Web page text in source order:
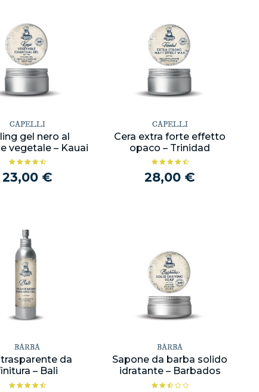
CAPELLI
gel nero al
vegetale – Kauai
23,00 €
CAPELLI
Cera extra forte effetto
opaco – Trinidad
28,00 €
BARBA
trasparente da
– Bali
BARBA
Sapone da barba solido
idratante – Barbados